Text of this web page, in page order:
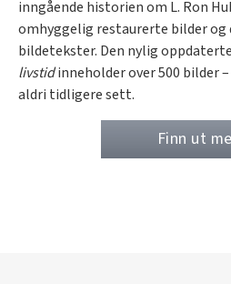
inngående historien om L. Ron
omhyggelig restaurerte bilder
bildetekster. Den nylig
livstidinneholder over 500 bilder
aldri tidligere sett.
Finn ut